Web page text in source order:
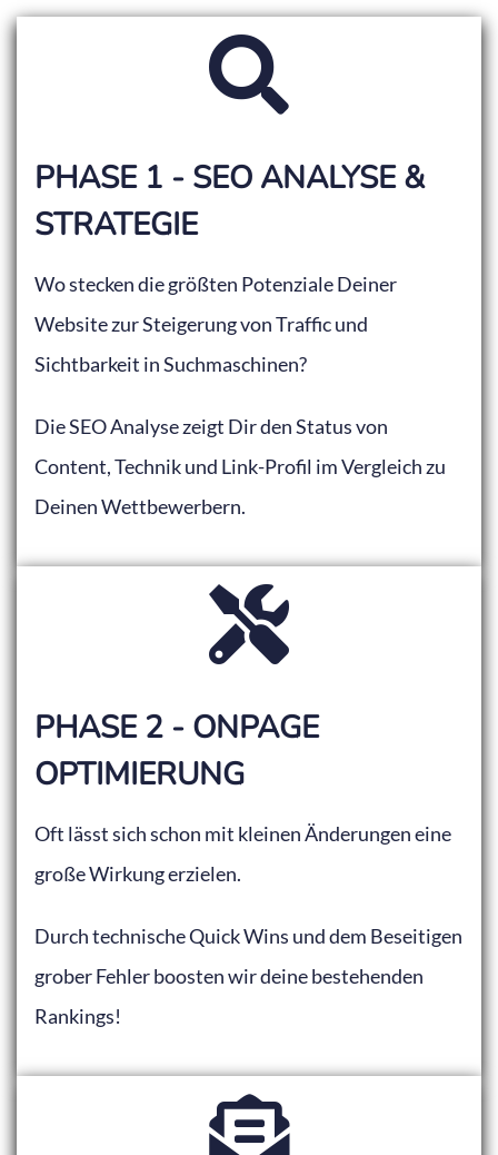
PHASE 1 - SEO ANALYSE &
STRATEGIE
Wo stecken die größten Potenziale Deiner
Website zur Steigerung von Traffic und
Sichtbarkeit in Suchmaschinen?
Die SEO Analyse zeigt Dir den Status von
Content, Technik und Link-Profil im Vergleich zu
Deinen Wettbewerbern.
PHASE 2 - ONPAGE
OPTIMIERUNG
Oft lässt sich schon mit kleinen Änderungen eine
große Wirkung erzielen.
Durch technische Quick Wins und dem Beseitigen
grober Fehler boosten wir deine bestehenden
Rankings!